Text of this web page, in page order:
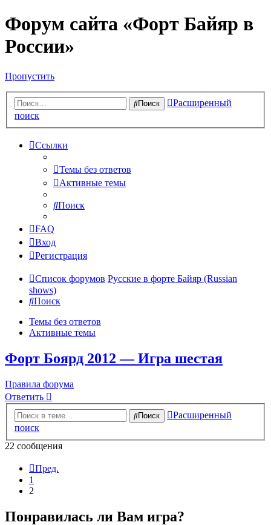
Форум сайта «Форт Байяр в
России»
Пропустить
Поиск
Расширенный
поиск
Ссылки
Темы без ответов
Активные темы
Поиск
FAQ
Вход
Регистрация
Список форумов Русские в форте Байяр (Russian
shows)
Поиск
Темы без ответов
Активные темы
Форт Боярд 2012 — Игра шестая
Правила форума
Ответить
Поиск
Расширенный
поиск
22 сообщения
Пред.
1
2
Понравилась ли Вам игра?